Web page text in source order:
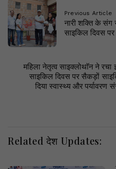
Previous Article
नारी शक्ति के संग
साइकिल दिवस
महिला नेतृत्व साइक्लोथाॅन ने रचा
साइकिल दिवस पर सैकड़ों
दिया स्वास्थ्य और पर्यावरण
Related देश Updates: